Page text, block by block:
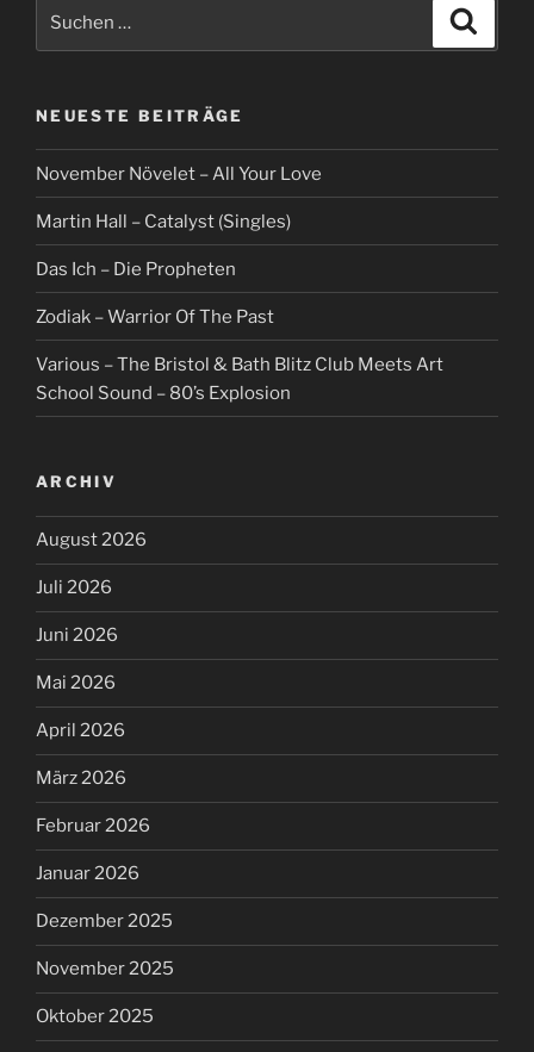
NEUESTE BEITRÄGE
November Növelet – All Your Love
Martin Hall – Catalyst (Singles)
Das Ich – Die Propheten
Zodiak – Warrior Of The Past
Various – The Bristol & Bath Blitz Club Meets Art
School Sound – 80’s Explosion
ARCHIV
August 2026
Juli 2026
Juni 2026
Mai 2026
April 2026
März 2026
Februar 2026
Januar 2026
Dezember 2025
November 2025
Oktober 2025